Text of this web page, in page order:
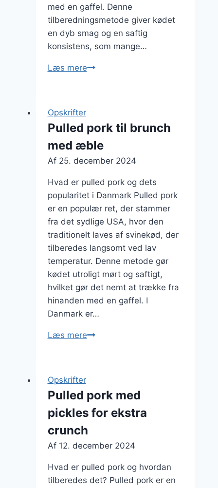
med en gaffel. Denne
tilberedningsmetode giver kødet
en dyb smag og en saftig
konsistens, som mange…
Læs merePulled
opskrift
Opskrifter
Pulled pork til brunch
med æble
Af 25. december 2024
Hvad er pulled pork og dets
popularitet i Danmark Pulled pork
er en populær ret, der stammer
fra det sydlige USA, hvor den
traditionelt laves af svinekød, der
tilberedes langsomt ved lav
temperatur. Denne metode gør
kødet utroligt mørt og saftigt,
hvilket gør det nemt at trække fra
hinanden med en gaffel. I
Danmark er…
Læs merePulled
æble
Opskrifter
Pulled pork med
pickles for ekstra
crunch
Af 12. december 2024
Hvad er pulled pork og hvordan
tilberedes det? Pulled pork er en